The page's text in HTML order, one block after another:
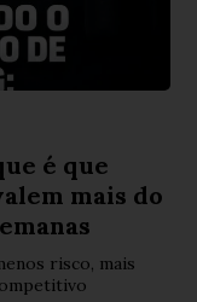
é que
mais do
risco, mais